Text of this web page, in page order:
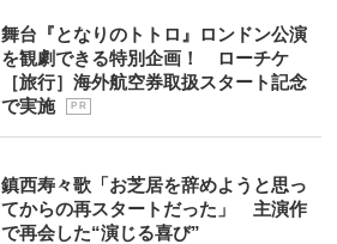
舞台『となりのトトロ』ロンドン公演
を観劇できる特別企画！ ローチケ
［旅行］海外航空券取扱スタート記念
で実施
P R
鎮西寿々歌「お芝居を辞めようと思っ
てからの再スタートだった」 主演作
で再会した“演じる喜び”